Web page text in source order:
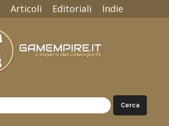
Articoli Editoriali Indie